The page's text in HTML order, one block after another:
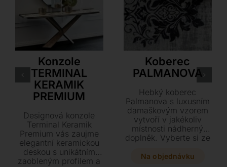
Cattelan Italia
Konzole
TERMINAL
KERAMIK
PREMIUM
Designová konzole
Terminal Keramik
Premium vás zaujme
elegantní keramickou
deskou s unikátním
zaobleným profilem a
Koberec
PALMANOVA
Hebký koberec
Palmanova s luxusním
damaškovým vzorem
vytvoří v jakékoliv
místnosti nádherný
doplněk. Vyberte si ze
elegantních barevných
Na objednávku